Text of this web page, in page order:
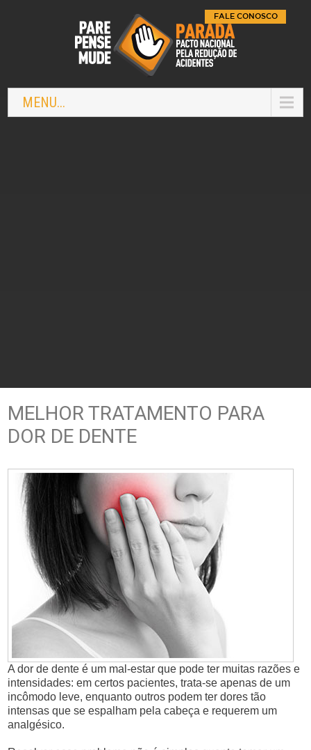
MENU...
FALE CONOSCO
MELHOR TRATAMENTO PARA
DOR DE DENTE
A dor de dente é um mal-estar que pode ter muitas razões e
intensidades: em certos pacientes, trata-se apenas de um
incômodo leve, enquanto outros podem ter dores tão
intensas que se espalham pela cabeça e requerem um
analgésico.